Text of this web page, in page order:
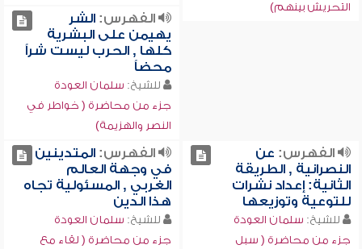
التحريش بينهم)
الفهرس:الشر
يهيمن على البشرية
كلها , الحرب ليست شراً
محضاً
للشيخ: سلمان العودة
جزء من محاضرة ( خواطر في
النصر والهزيمة)
الفهرس: عن
النصرانية , الطريقة
الثانية: إعداد نشرات
للتوعية وتوزيعها
للشيخ: سلمان العودة
جزء من محاضرة ( سبل
الفهرس:المتدينين
في وجهة العالم
الغربي , المسئولية تجاه
هذا الدين
للشيخ: سلمان العودة
جزء من محاضرة ( لقاء مع